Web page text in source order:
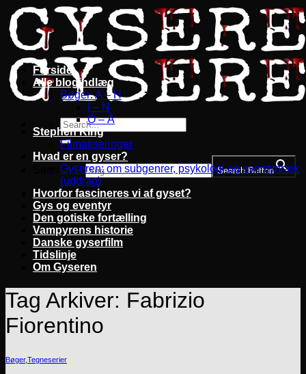
Fortsæt
til
indhold
Search for: Search Button
Forside
Alle blogindlæg
Bøger: A – H
I – N
O – Å
Stephen King
Filmatiseringer
Hvad er en gyser?
Gyseren: om subgenrer, psykologi og eventyrtræk
(uddrag)
Hvorfor fascineres vi af gyset?
Gys og eventyr
Den gotiske fortælling
Vampyrens historie
Danske gyserfilm
Tidslinje
Om Gyseren
Tag Arkiver: Fabrizio
Fiorentino
Bøger,Tegneserier